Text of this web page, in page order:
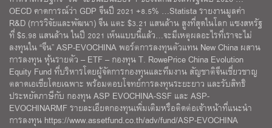
OECD คาดการณ์ว่า GDP จีนปี 2021 +8.5% …Statista รายงานมูลค่า
R&D (การวิจัยและพัฒนา) จีน แตะ $3.21 แสนล้าน สูงที่สุดในโลก แซงสหรัฐ
ที่ $5.98 แสนล้าน ในปี 2021 เห็นแบบนี้แล้ว…จะมีเหตุผลอะไรที่เราจะไม่
ลงทุนใน “จีน” ASP-EVOCHINA พอร์ตการลงทุนตัวแทน New China ผสาน
การลงทุน หุ้นรายตัว – ETF – กองทุน T. RowePrice China Evolution
Equity Fund ที่บริหารโดยผู้จัดการกองทุนและทีมงาน สัญชาติจีนเชี่ยวชาญ
ตลาดเอเชียโดยเฉพาะ พร้อมตอบโจทย์การลงทุนระยะยาว และรับสิทธิ
ประหยัดภาษีกับ กองทุน ASP EVOCHINA-SSF และ ASP-
EVOCHINARMF รายละเอียดกองทุนเพิ่มเติมหรือติดต่อเจ้าหน้าที่แนะนำ
การลงทุน https://www.assetfund.co.th/adv/fund/ASP-EVOCHINA